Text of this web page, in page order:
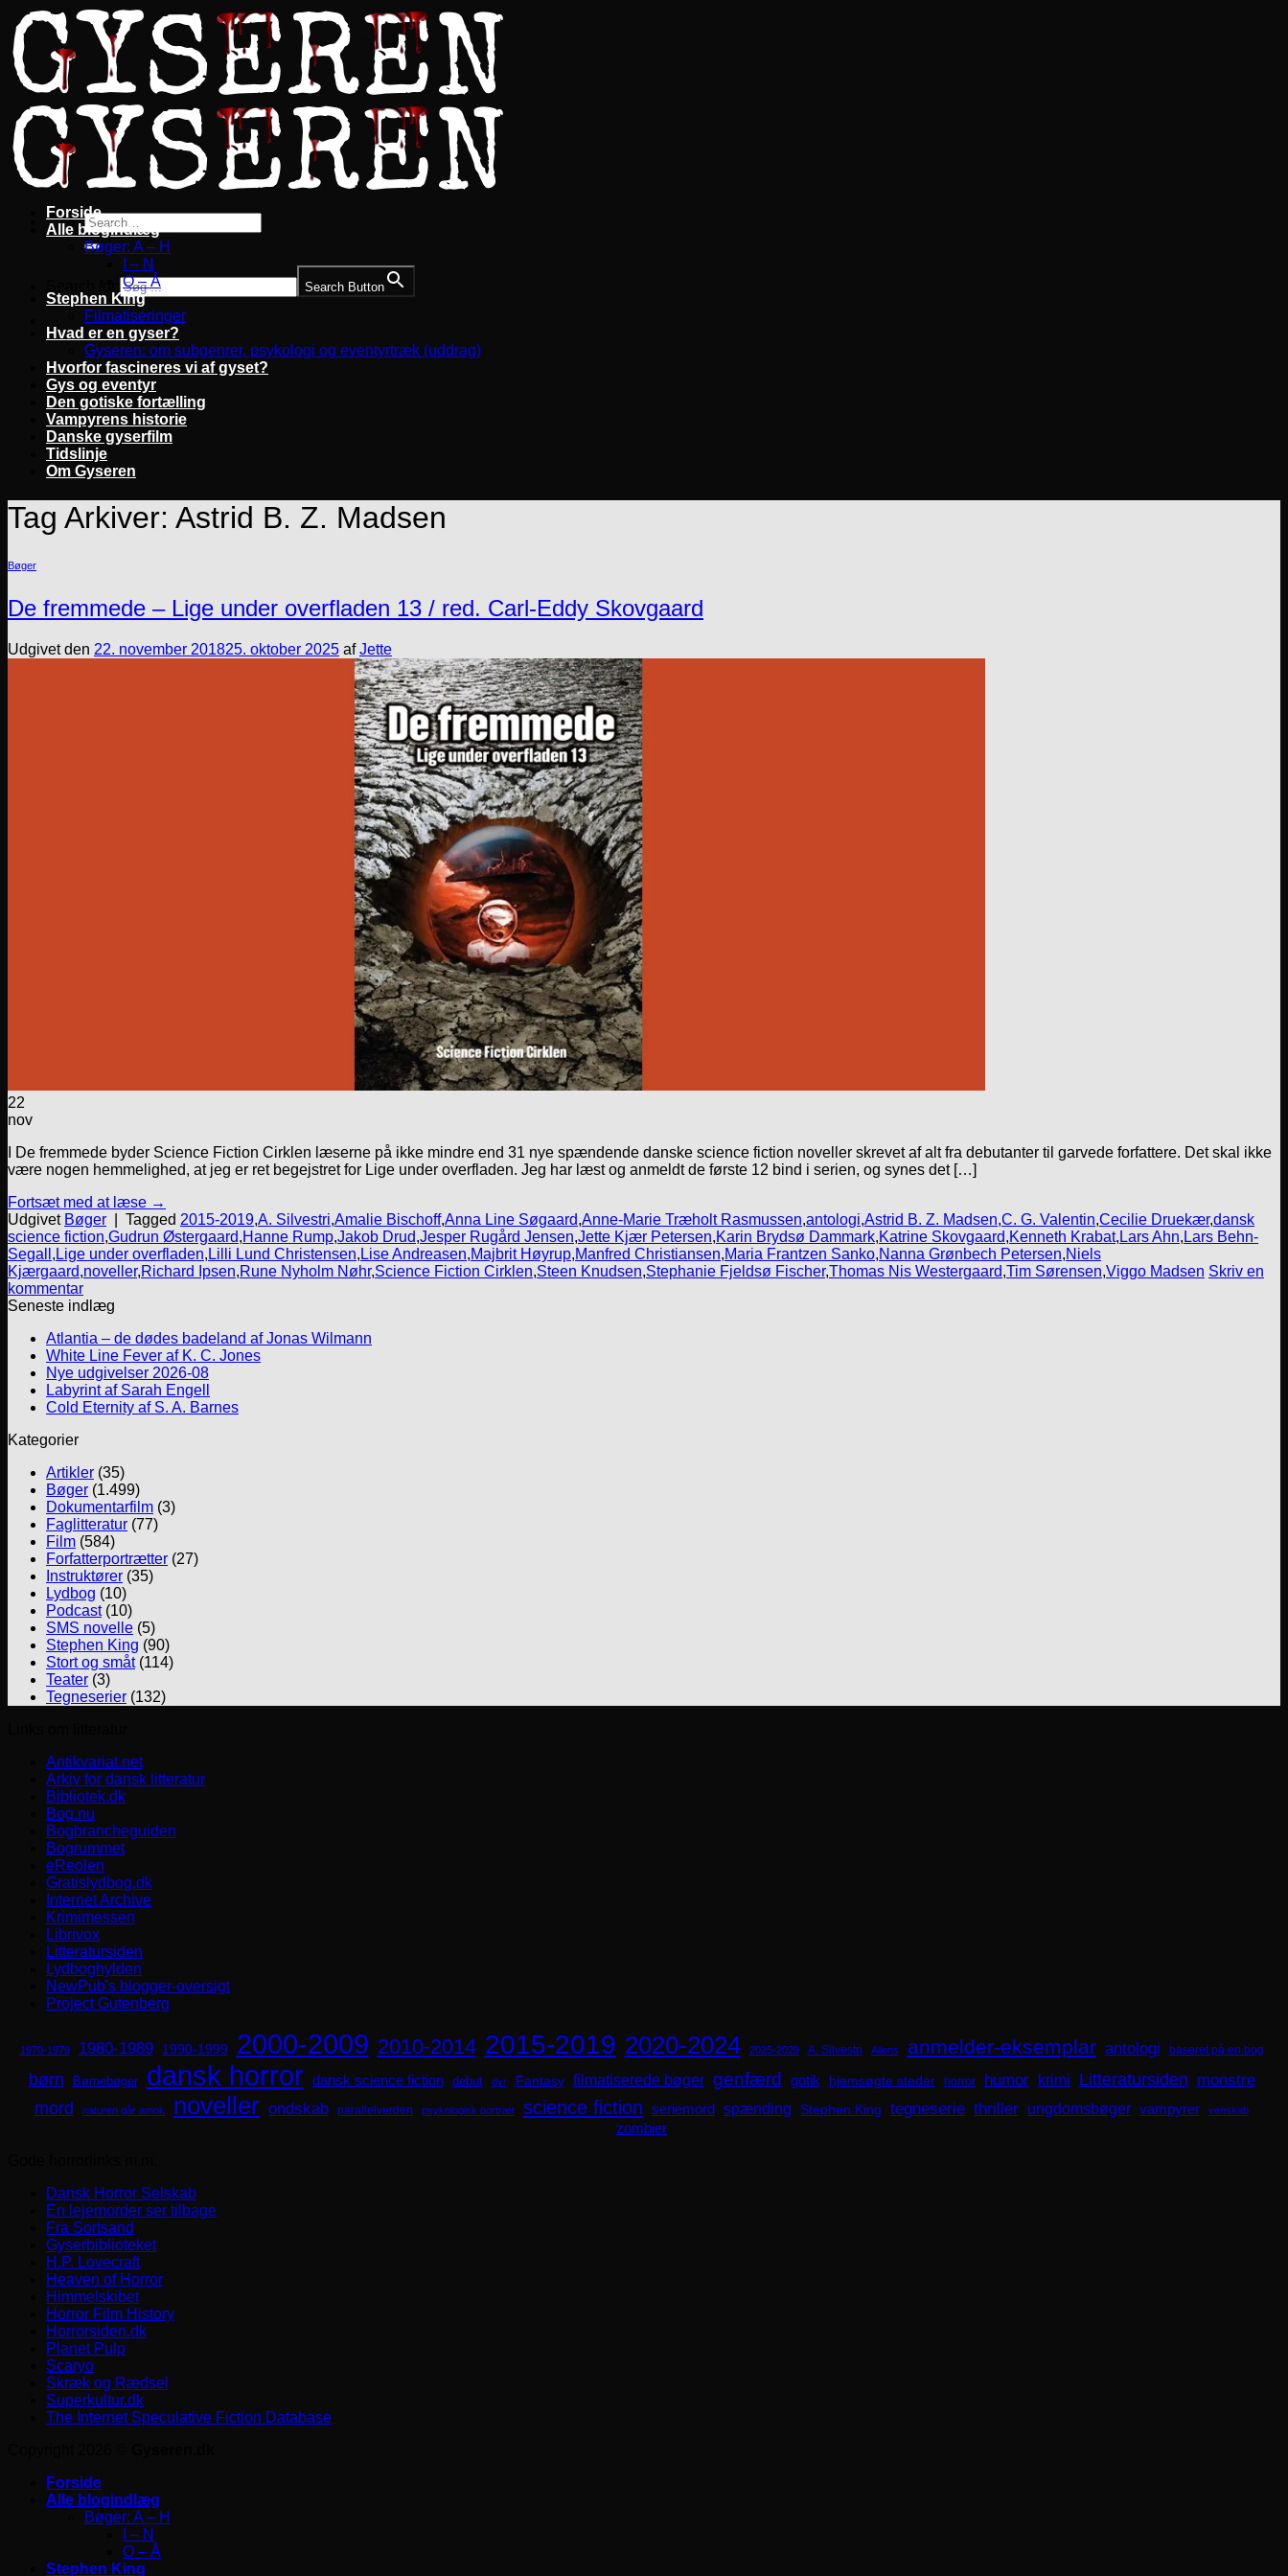
Fortsæt
til
indhold
Search Button
Forside
Alle blogindlæg
Bøger: A – H
I – N
O – Å
Stephen King
Filmatiseringer
Hvad er en gyser?
Gyseren: om subgenrer, psykologi og eventyrtræk (uddrag)
Hvorfor fascineres vi af gyset?
Gys og eventyr
Den gotiske fortælling
Vampyrens historie
Danske gyserfilm
Tidslinje
Om Gyseren
Tag Arkiver: Astrid B. Z. Madsen
Bøger
De fremmede – Lige under overfladen 13 / red. Carl-Eddy Skovgaard
Udgivet den 22. november 201825. oktober 2025 afJette
22
nov
I De fremmede byder Science Fiction Cirklen læserne på ikke mindre end 31 nye spændende danske science fiction noveller skrevet af alt fra debutanter til garvede forfattere. Det skal ikke
være nogen hemmelighed, at jeg er ret begejstret for Lige under overfladen. Jeg har læst og anmeldt de første 12 bind i serien, og synes det […]
Fortsæt med at læse →
Udgivet Bøger Tagged 2015-2019,A. Silvestri,Amalie Bischoff,Anna Line Søgaard,Anne-Marie Træholt Rasmussen,antologi,Astrid B. Z. Madsen,C. G. Valentin,Cecilie Druekær,dansk
science fiction,Gudrun Østergaard,Hanne Rump,Jakob Drud,Jesper Rugård Jensen,Jette Kjær Petersen,Karin Brydsø Dammark,Katrine Skovgaard,Kenneth Krabat, Lars Ahn, Lars Behn-
Segall , Lige under overfladen, Lilli Lund Christensen, Lise Andreasen,Majbrit Høyrup,Manfred Christiansen,Maria Frantzen Sanko,Nanna Grønbech Petersen,Niels
Kjærgaard,noveller,Richard Ipsen,Rune Nyholm Nøhr,Science Fiction Cirklen,Steen Knudsen,Stephanie Fjeldsø Fischer,Thomas Nis Westergaard,Tim Sørensen,Viggo Madsen Skriv en
kommentar
Seneste indlæg
Atlantia – de dødes badeland af Jonas Wilmann
White Line Fever af K. C. Jones
Nye udgivelser 2026-08
Labyrint af Sarah Engell
Cold Eternity af S. A. Barnes
Kategorier
Artikler (35)
Bøger (1.499)
Dokumentarfilm (3)
Faglitteratur (77)
Film (584)
Forfatterportrætter (27)
Instruktører (35)
Lydbog (10)
Podcast(10)
SMS novelle (5)
Stephen King (90)
Stort og småt(114)
Teater (3)
Tegneserier (132)
Antikvariat.net
Arkiv for dansk litteratur
Bibliotek.dk
Bog.nu
Bogbrancheguiden
Bogrummet
eReolen
Gratislydbog.dk
Internet Archive
Krimimessen
Librivox
Litteratursiden
Lydboghylden
NewPub's blogger-oversigt
Project Gutenberg
1970-1979 1980-1989 1990-1999 2000-2009 2010-2014 2015-2019 2020-2024 2025-2029 A. Silvestri Aliens anmelder-eksemplar antologi baseret på en bog
børn Børnebøger dansk horror dansk science fiction debut dyr Fantasy filmatiserede bøger genfærd gotik hjemsøgte steder horror humor krimi Litteratursiden monstre
mord naturen går amok noveller ondskab parallelverden psykologisk portræt science fiction seriemord spænding Stephen King tegneserie thriller ungdomsbøger vampyrer venskab
zombier
Dansk Horror Selskab
En lejemorder ser tilbage
Fra Sortsand
Gyserbiblioteket
H.P. Lovecraft
Heaven of Horror
Himmelskibet
Horror Film History
Horrorsiden.dk
Planet Pulp
Scaryo
Skræk og Rædsel
Superkultur.dk
The Internet Speculative Fiction Database
Forside
Alle blogindlæg
Bøger: A – H
I – N
O – Å
Stephen King